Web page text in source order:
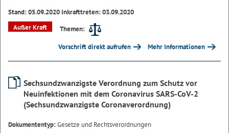
Stand: 05.09.2020 Inkrafttreten: 03.09.2020
Außer Kraft
Themen:
Vorschrift direkt aufrufen Mehr Informationen
Sechsundzwanzigste Verordnung zum Schutz vor
Neuinfektionen mit dem Coronavirus SARS-CoV-2
(Sechsundzwanzigste Coronaverordnung)
Dokumententyp:Gesetze und Rechtsverordnungen